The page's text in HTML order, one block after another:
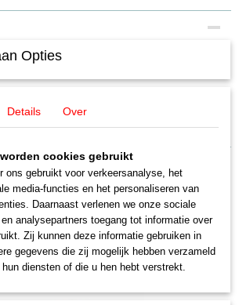
/ 70524
(1 stuks)
Opties
Details Over
cookies gebruikt
ons gebruikt voor verkeersanalyse, het
media-functies en het personaliseren van
Daarnaast verlenen we onze sociale
analysepartners toegang tot informatie over
Zij kunnen deze informatie gebruiken in
gegevens die zij mogelijk hebben verzameld
diensten of die u hen hebt verstrekt.